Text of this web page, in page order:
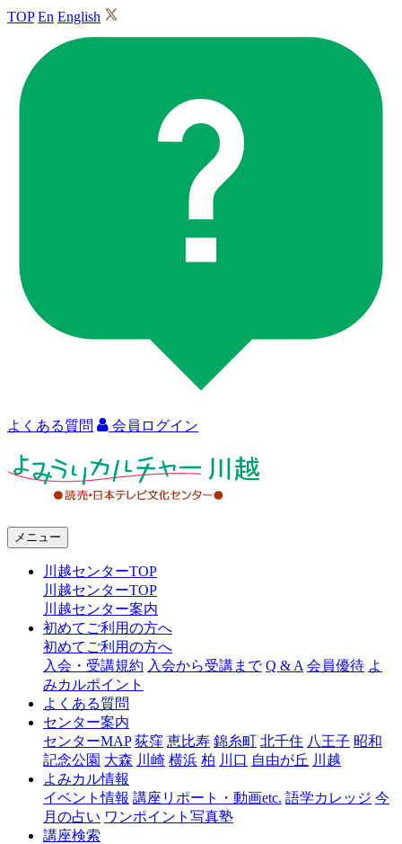
TOP En English
よくある質問 会員ログイン
ャ
越
メニュー
川越センターTOP
川越センターTOP
川越センター案内
初めてご利用の方へ
初めてご利用の方へ
入会・受講規約 入会から受講まで Q & A 会員優待 よ
みカルポイント
よくある質問
センター案内
センターMAP 荻窪 恵比寿 錦糸町 北千住 八王子 昭和
記念公園 大森 川崎 横浜 柏 川口 自由が丘 川越
よみカル情報
イベント情報 講座リポート・動画etc. 語学カレッジ 今
月の占い ワンポイント写真塾
講座検索